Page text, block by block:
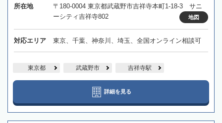
所在地
〒180-0004 東京都武蔵野市吉祥寺本町1-18-3 サニ
ーシティ吉祥寺802
地図
対応エリア 東京、千葉、神奈川、埼玉、全国オンライン相談可
東京都 武蔵野市 吉祥寺駅
詳細を見る